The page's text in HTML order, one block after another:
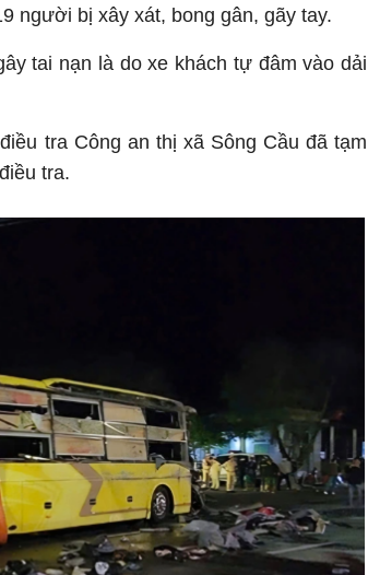
người bị xây xát, bong gân, gãy tay.
tai nạn là do xe khách tự đâm vào dải
tra Công an thị xã Sông Cầu đã tạm
tra.